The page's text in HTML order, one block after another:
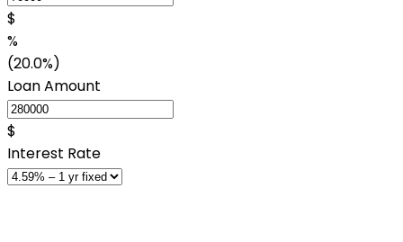
$
%
(20.0%)
Loan Amount
$
Interest Rate